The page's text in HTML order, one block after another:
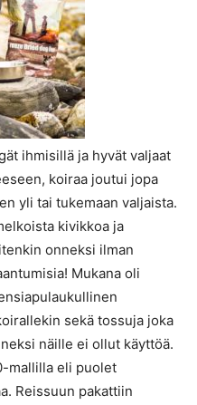
ihmisillä ja hyvät valjaat
koiraa joutui jopa
yli tai tukemaan valjaista.
kivikkoa ja
onneksi ilman
Mukana oli
sekä tossuja joka
näille ei ollut käyttöä.
mallilla eli puolet
Reissuun pakattiin